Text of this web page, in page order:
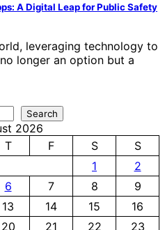
A Digital Leap for Public Safety
leveraging technology to
longer an option but a
Search
2026
T F S
S
1
2
6 7 8
9
13 14 15
16
20 21 22
23